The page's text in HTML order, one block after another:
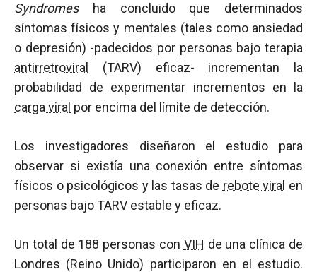
Syndromesha concluido que determinados
síntomas físicos y mentales (tales como ansiedad
o depresión) -padecidos por personas bajo terapia
antirretroviral
(TARV) eficaz- incrementan la
probabilidad de experimentar incrementos en la
carga viral por encima del límite de detección.
Los investigadores diseñaron el estudio para
observar si existía una conexión entre síntomas
físicos o psicológicos y las tasas de rebote viral en
personas bajo TARV estable y eficaz.
Un total de 188 personas con VIH de una clínica de
Londres (Reino Unido) participaron en el estudio.